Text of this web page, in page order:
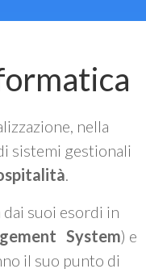
nella
sistemi gestionali
dai suoi esordi in
System) e
il suo punto di